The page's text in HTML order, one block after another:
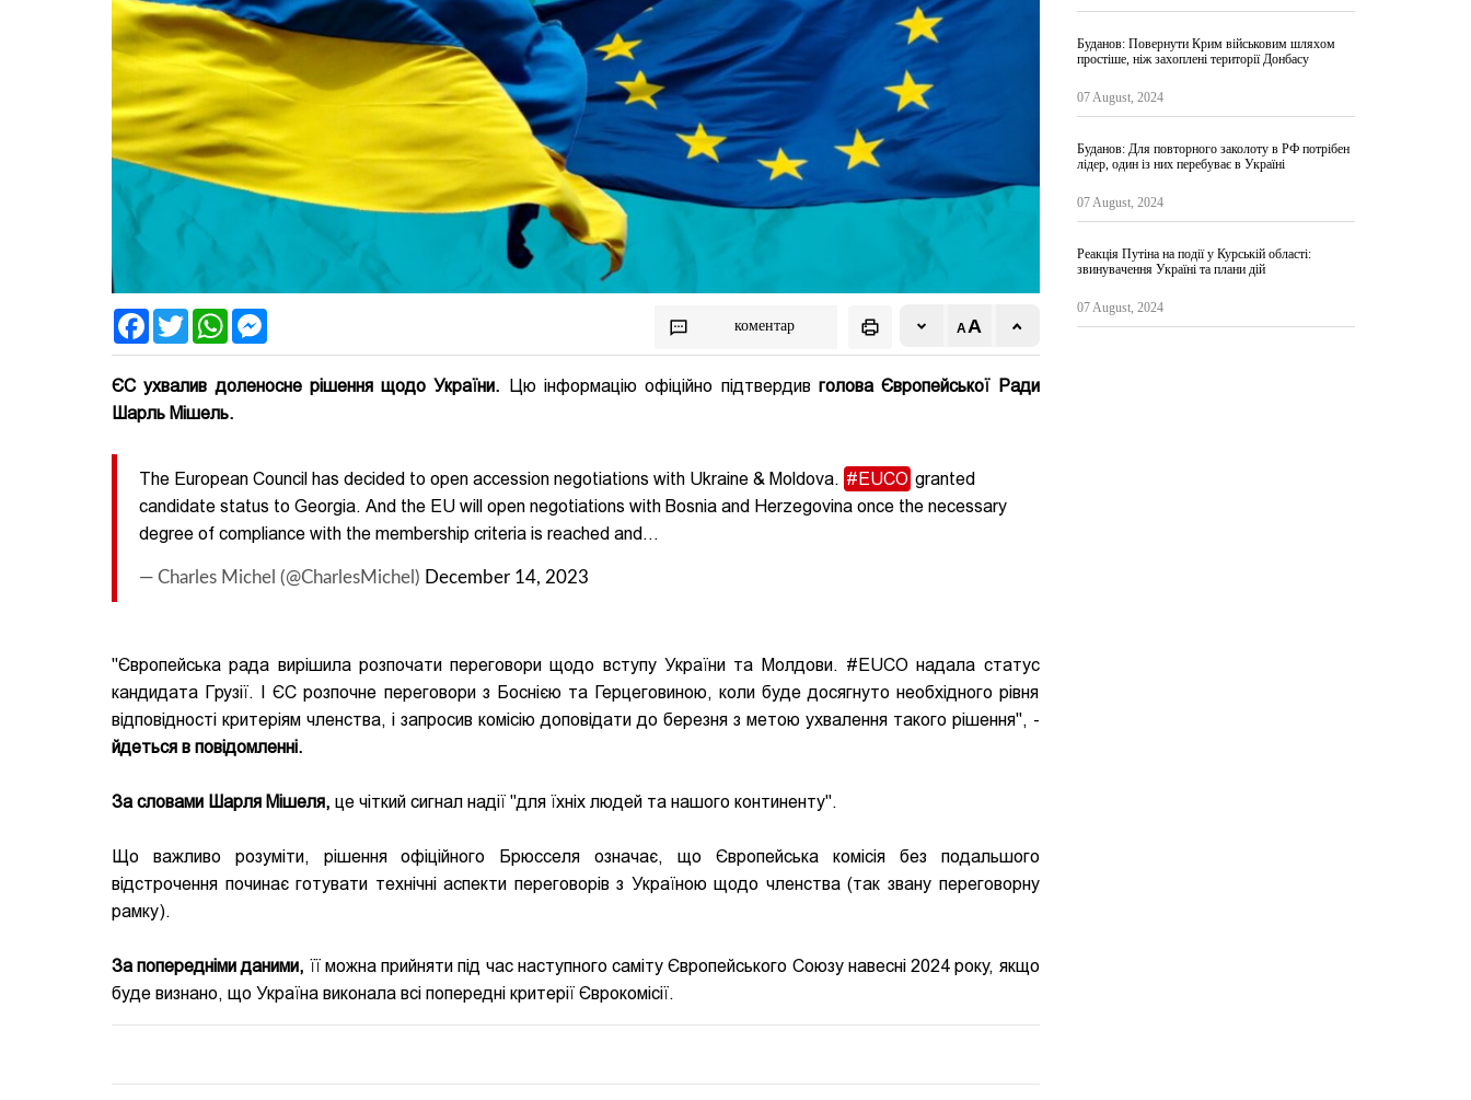
FacebookTwitter WhatsApp коментар
ЄС ухвалив доленосне рішення щодо України. Цю інформацію офіційно підтвердив голова Європейської Ради
Шарль Мішель.
The European Council has decided to open accession negotiations with Ukraine & Moldova. #EUCO granted
candidate status to Georgia. And the EU will open negotiations with Bosnia and Herzegovina once the necessary
degree of compliance with the membership criteria is reached and…
— Charles Michel (@CharlesMichel) December 14, 2023
"Європейська рада вирішила розпочати переговори щодо вступу України та Молдови. #EUCO надала статус
кандидата Грузії. І ЄС розпочне переговори з Боснією та Герцеговиною, коли буде досягнуто необхідного рівня
відповідності критеріям членства, і запросив комісію доповідати до березня з метою ухвалення такого рішення", -
йдеться в повідомленні.
За словами Шарля Мішеля, це чіткий сигнал надії "для їхніх людей та нашого континенту".
Що важливо розуміти, рішення офіційного Брюсселя означає, що Європейська комісія без подальшого
відстрочення починає готувати технічні аспекти переговорів з Україною щодо членства (так звану переговорну
рамку).
За попередніми даними, її можна прийняти під час наступного саміту Європейського Союзу навесні 2024 року, якщо
буде визнано, що Україна виконала всі попередні критерії Єврокомісії.
Буданов: Повернути Крим військовим шляхом
простіше, ніж захоплені території Донбасу
07 August, 2024
Буданов: Для повторного заколоту в РФ потрібен
лідер, один із них перебуває в Україні
07 August, 2024
Реакція Путіна на події у Курській області:
звинувачення Україні та плани дій
07 August, 2024